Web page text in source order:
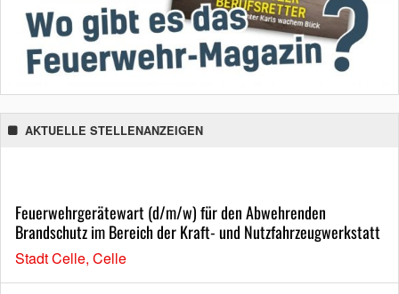
AKTUELLE STELLENANZEIGEN
Feuerwehrgerätewart (d/m/w) für den Abwehrenden
Brandschutz im Bereich der Kraft- und Nutzfahrzeugwerkstatt
Stadt Celle, Celle